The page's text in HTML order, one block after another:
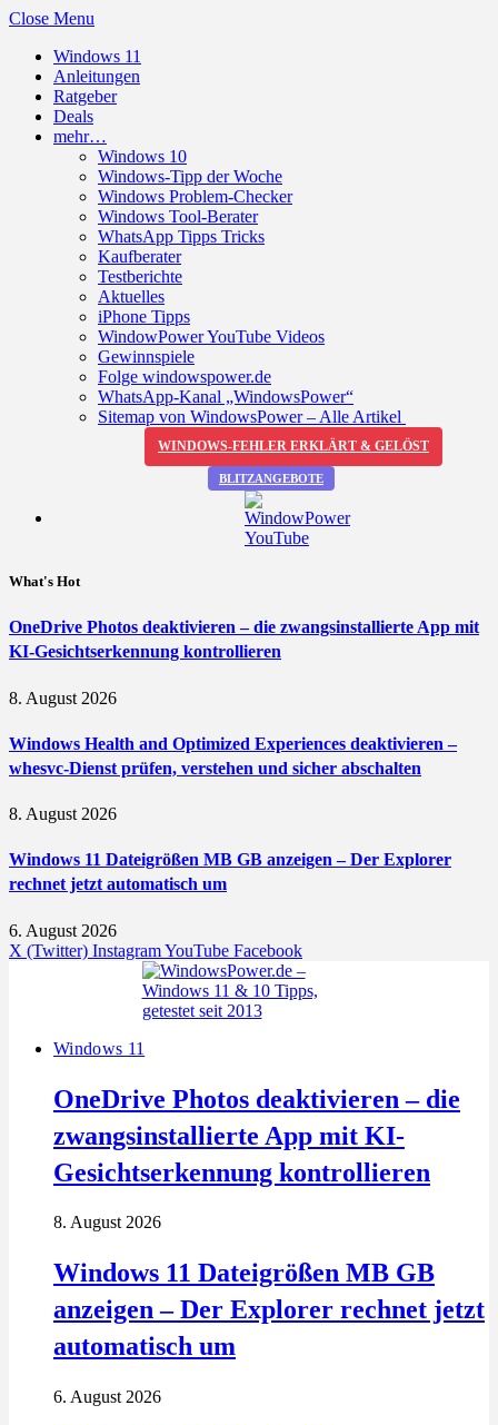
Close Menu
Windows 11
Anleitungen
Ratgeber
Deals
mehr…
Windows 10
Windows-Tipp der Woche
Windows Problem-Checker
Windows Tool-Berater
WhatsApp Tipps Tricks
Kaufberater
Testberichte
Aktuelles
iPhone Tipps
WindowPower YouTube Videos
Gewinnspiele
Folge windowspower.de
WhatsApp-Kanal „WindowsPower“
Sitemap von WindowsPower – Alle Artikel
WINDOWS-FEHLER ERKLÄRT & GELÖST
BLITZANGEBOTE
What's Hot
OneDrive Photos deaktivieren – die zwangsinstallierte App mit
KI-Gesichtserkennung kontrollieren
8. August 2026
Windows Health and Optimized Experiences deaktivieren –
whesvc-Dienst prüfen, verstehen und sicher abschalten
8. August 2026
Windows 11 Dateigrößen MB GB anzeigen – Der Explorer
rechnet jetzt automatisch um
6. August 2026
X (Twitter) InstagramYouTube Facebook
Windows 11
OneDrive Photos deaktivieren – die
zwangsinstallierte App mit KI-
Gesichtserkennung kontrollieren
8. August 2026
Windows 11 Dateigrößen MB GB
anzeigen – Der Explorer rechnet jetzt
automatisch um
6. August 2026